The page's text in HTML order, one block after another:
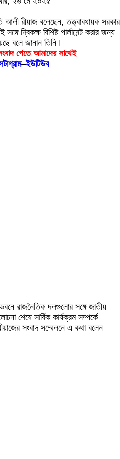
রীয়াজ বলেছেন, তত্ত্বাবধায়ক সরকার
দ্বিকক্ষ বিশিষ্ট পার্লামেন্ট করার জন্য
বলে জানান তিনি।
পেতে আমাদের সাথেই
–ইউটিউব
রাজনৈতিক দলগুলোর সঙ্গে জাতীয়
শেষে সার্বিক কার্যক্রম সম্পর্কে
সংবাদ সম্মেলনে এ কথা বলেন